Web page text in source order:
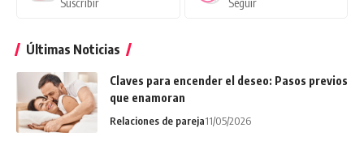
Últimas Noticias
Claves para encender el deseo: Pasos previos
que enamoran
Relaciones de pareja11/05/2026